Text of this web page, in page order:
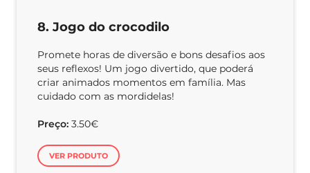
8. Jogo do crocodilo
Promete horas de diversão e bons desafios aos
seus reflexos! Um jogo divertido, que poderá
criar animados momentos em família. Mas
cuidado com as mordidelas!
Preço: 3.50€
VER PRODUTO